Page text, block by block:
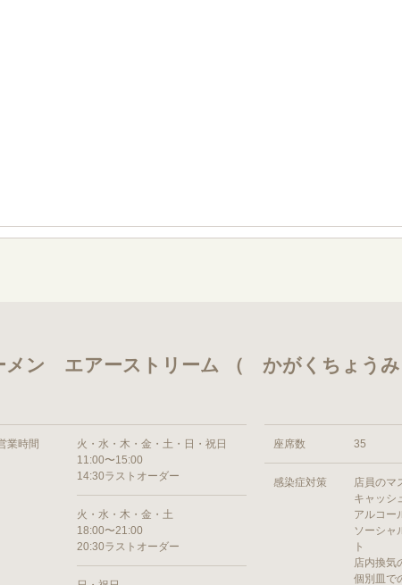
メン エアーストリーム （ かがくちょう
業時間
火・水・木・金・土・日・祝日
11:00〜15:00
14:30ラストオーダー
火・水・木・金・土
18:00〜21:00
20:30ラストオーダー
座席数 35
感染症対策
店員のマ
キャッシ
アルコー
ソーシャ
ト
店内換気
個別皿で